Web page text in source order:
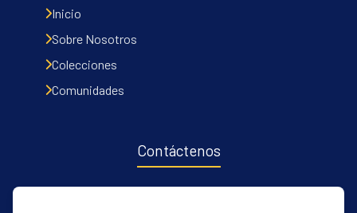
Inicio
Sobre Nosotros
Colecciones
Comunidades
Contáctenos